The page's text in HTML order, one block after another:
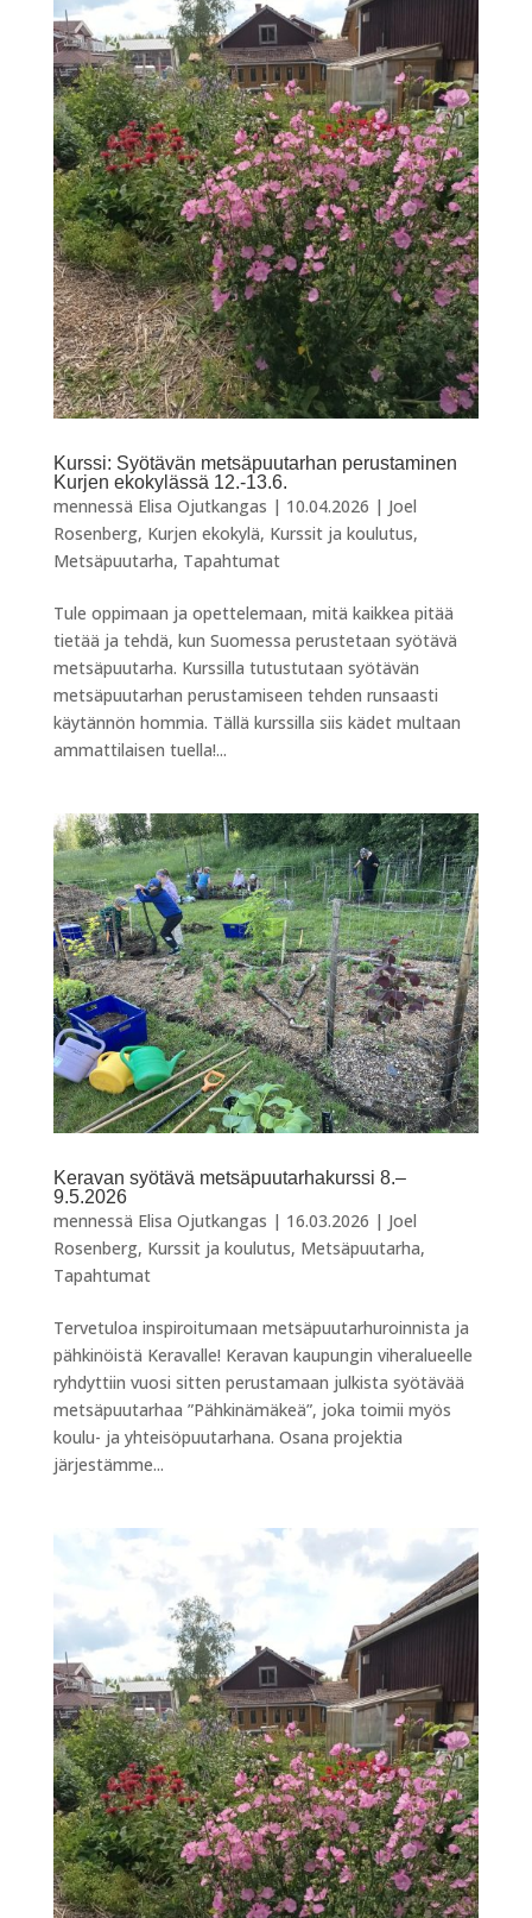
Kurssi: Syötävän metsäpuutarhan perustaminen
Kurjen ekokylässä 12.-13.6.
mennessä Elisa Ojutkangas | 10.04.2026 | Joel
Rosenberg, Kurjen ekokylä, Kurssit ja koulutus,
Metsäpuutarha, Tapahtumat
Tule oppimaan ja opettelemaan, mitä kaikkea pitää
tietää ja tehdä, kun Suomessa perustetaan syötävä
metsäpuutarha. Kurssilla tutustutaan syötävän
metsäpuutarhan perustamiseen tehden runsaasti
käytännön hommia. Tällä kurssilla siis kädet multaan
ammattilaisen tuella!...
Keravan syötävä metsäpuutarhakurssi 8.–
9.5.2026
mennessä Elisa Ojutkangas | 16.03.2026 | Joel
Rosenberg, Kurssit ja koulutus, Metsäpuutarha,
Tapahtumat
Tervetuloa inspiroitumaan metsäpuutarhuroinnista ja
pähkinöistä Keravalle! Keravan kaupungin viheralueelle
ryhdyttiin vuosi sitten perustamaan julkista syötävää
metsäpuutarhaa ”Pähkinämäkeä”, joka toimii myös
koulu- ja yhteisöpuutarhana. Osana projektia
järjestämme...